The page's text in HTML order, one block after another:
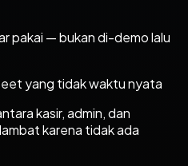
pakai — bukan di-demo lalu
yang tidak waktu nyata
kasir, admin, dan
karena tidak ada